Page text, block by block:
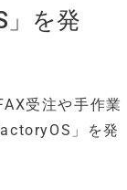
」を発
受注や手作業
」を発